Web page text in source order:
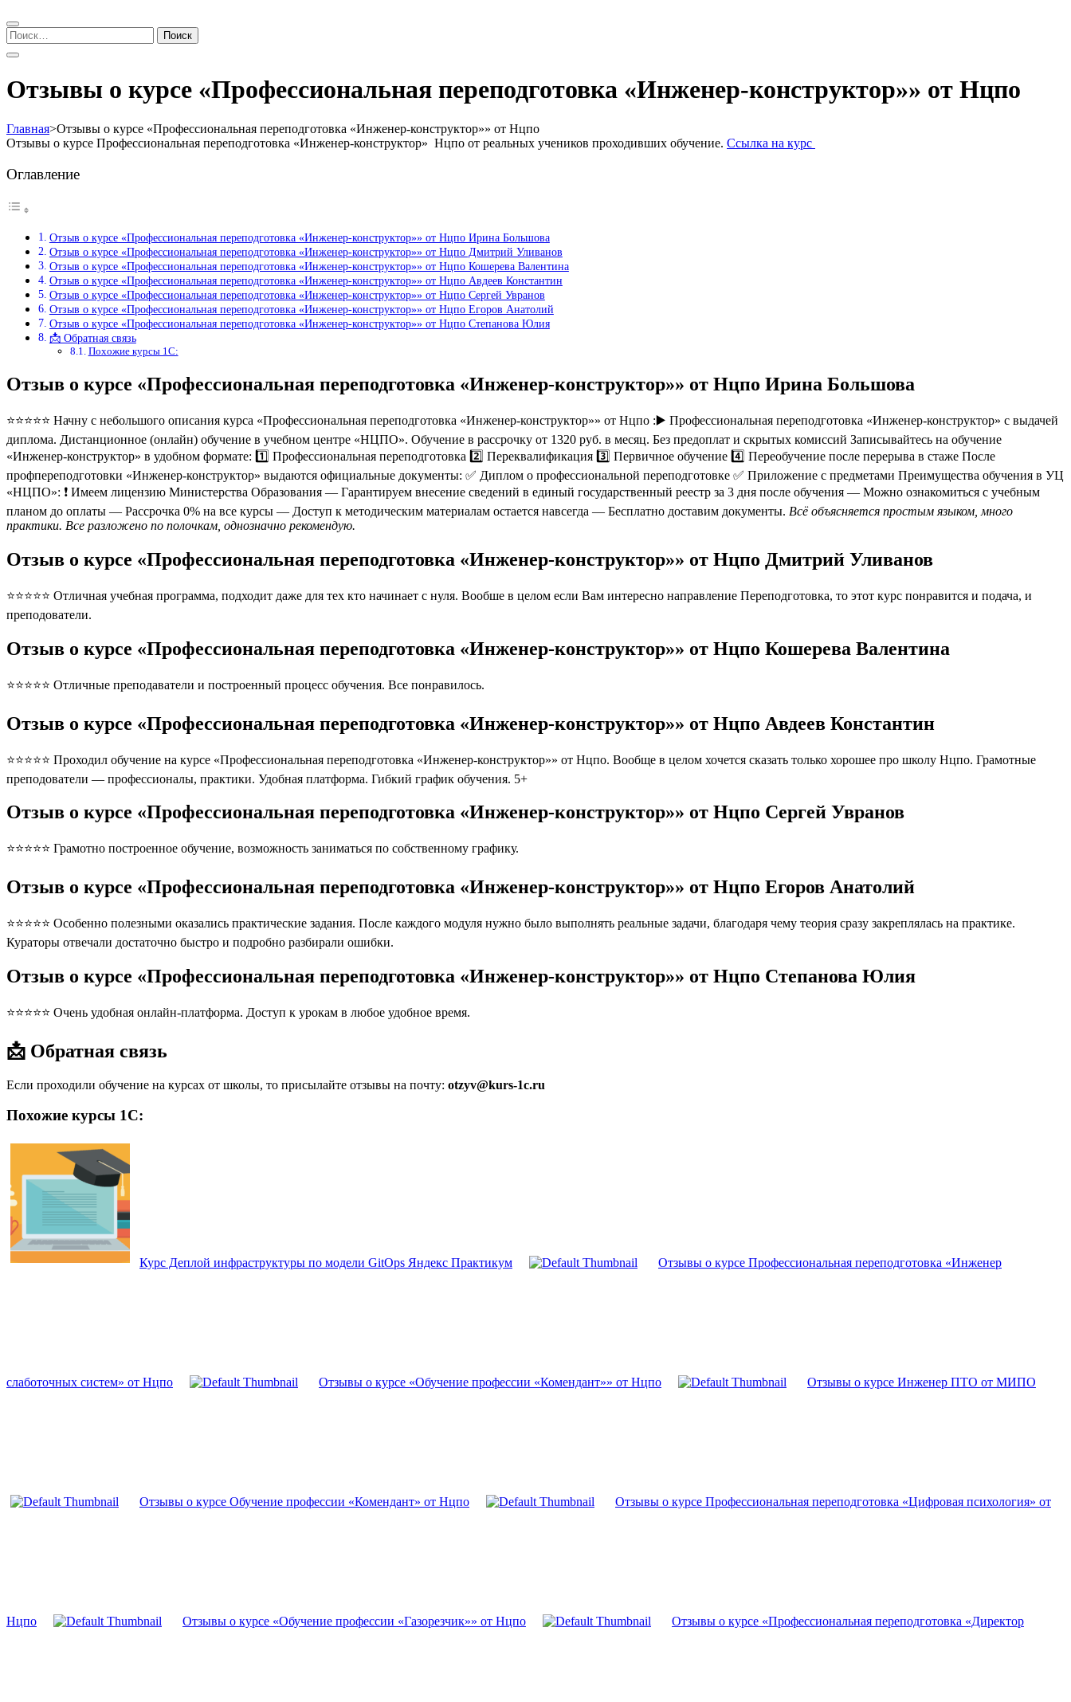
Найти:
Отзывы о курсе «Профессиональная переподготовка «Инженер-конструктор»» от Нцпо
Главная>Отзывы о курсе «Профессиональная переподготовка «Инженер-конструктор»» от Нцпо
Отзывы о курсе Профессиональная переподготовка «Инженер-конструктор» Нцпо от реальных учеников проходивших обучение. Ссылка на курс
Оглавление
Отзыв о курсе «Профессиональная переподготовка «Инженер-конструктор»» от Нцпо Ирина Большова
Отзыв о курсе «Профессиональная переподготовка «Инженер-конструктор»» от Нцпо Дмитрий Уливанов
Отзыв о курсе «Профессиональная переподготовка «Инженер-конструктор»» от Нцпо Кошерева Валентина
Отзыв о курсе «Профессиональная переподготовка «Инженер-конструктор»» от Нцпо Авдеев Константин
Отзыв о курсе «Профессиональная переподготовка «Инженер-конструктор»» от Нцпо Сергей Увранов
Отзыв о курсе «Профессиональная переподготовка «Инженер-конструктор»» от Нцпо Егоров Анатолий
Отзыв о курсе «Профессиональная переподготовка «Инженер-конструктор»» от Нцпо Степанова Юлия
📩 Обратная связь
Похожие курсы 1С:
Отзыв о курсе «Профессиональная переподготовка «Инженер-конструктор»» от Нцпо Ирина Большова
⭐⭐⭐⭐⭐ Начну с небольшого описания курса «Профессиональная переподготовка «Инженер-конструктор»» от Нцпо :▶️ Профессиональная переподготовка «Инженер-конструктор» с выдачей
диплома. Дистанционное (онлайн) обучение в учебном центре «НЦПО». Обучение в рассрочку от 1320 руб. в месяц. Без предоплат и скрытых комиссий Записывайтесь на обучение
«Инженер-конструктор» в удобном формате: 1️⃣ Профессиональная переподготовка 2️⃣ Переквалификация 3️⃣ Первичное обучение 4️⃣ Переобучение после перерыва в стаже После
профпереподготовки «Инженер-конструктор» выдаются официальные документы: ✅ Диплом о профессиональной переподготовке ✅ Приложение с предметами Преимущества обучения в УЦ
«НЦПО»: ❗️ Имеем лицензию Министерства Образования — Гарантируем внесение сведений в единый государственный реестр за 3 дня после обучения — Можно ознакомиться с учебным
планом до оплаты — Рассрочка 0% на все курсы — Доступ к методическим материалам остается навсегда — Бесплатно доставим документы. Всё объясняется простым языком, много
практики. Все разложено по полочкам, однозначно рекомендую.
Отзыв о курсе «Профессиональная переподготовка «Инженер-конструктор»» от Нцпо Дмитрий Уливанов
⭐⭐⭐⭐⭐ Отличная учебная программа, подходит даже для тех кто начинает с нуля. Вообше в целом если Вам интересно направление Переподготовка, то этот курс понравится и подача, и
преподователи.
Отзыв о курсе «Профессиональная переподготовка «Инженер-конструктор»» от Нцпо Кошерева Валентина
⭐⭐⭐⭐⭐ Отличные преподаватели и построенный процесс обучения. Все понравилось.
Отзыв о курсе «Профессиональная переподготовка «Инженер-конструктор»» от Нцпо Авдеев Константин
⭐⭐⭐⭐⭐ Проходил обучение на курсе «Профессиональная переподготовка «Инженер-конструктор»» от Нцпо. Вообще в целом хочется сказать только хорошее про школу Нцпо. Грамотные
преподователи — профессионалы, практики. Удобная платформа. Гибкий график обучения. 5+
Отзыв о курсе «Профессиональная переподготовка «Инженер-конструктор»» от Нцпо Сергей Увранов
⭐⭐⭐⭐⭐ Грамотно построенное обучение, возможность заниматься по собственному графику.
Отзыв о курсе «Профессиональная переподготовка «Инженер-конструктор»» от Нцпо Егоров Анатолий
⭐⭐⭐⭐⭐ Особенно полезными оказались практические задания. После каждого модуля нужно было выполнять реальные задачи, благодаря чему теория сразу закреплялась на практике.
Кураторы отвечали достаточно быстро и подробно разбирали ошибки.
Отзыв о курсе «Профессиональная переподготовка «Инженер-конструктор»» от Нцпо Степанова Юлия
⭐⭐⭐⭐⭐ Очень удобная онлайн-платформа. Доступ к урокам в любое удобное время.
📩 Обратная связь
Если проходили обучение на курсах от школы, то присылайте отзывы на почту: otzyv@kurs-1c.ru
Похожие курсы 1С:
Курс Деплой инфраструктуры по модели GitOps Яндекс Практикум Отзывы о курсе Профессиональная переподготовка «Инженер
слаботочных систем» от Нцпо Отзывы о курсе «Обучение профессии «Комендант»» от Нцпо Отзывы о курсе Инженер ПТО от МИПО
Отзывы о курсе Обучение профессии «Комендант» от Нцпо Отзывы о курсе Профессиональная переподготовка «Цифровая психология» от
Нцпо Отзывы о курсе «Обучение профессии «Газорезчик»» от Нцпо Отзывы о курсе «Профессиональная переподготовка «Директор